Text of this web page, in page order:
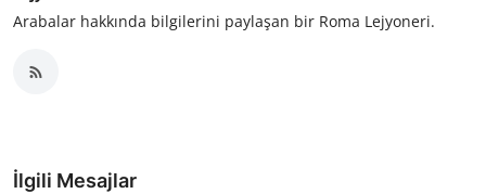
Arabalar hakkında bilgilerini paylaşan bir Roma Lejyoneri.
İlgili Mesajlar